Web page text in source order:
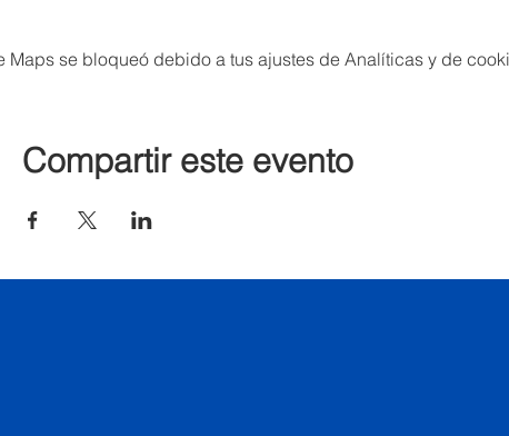
Maps se bloqueó debido a tus ajustes de Analíticas y de
Compartir este evento